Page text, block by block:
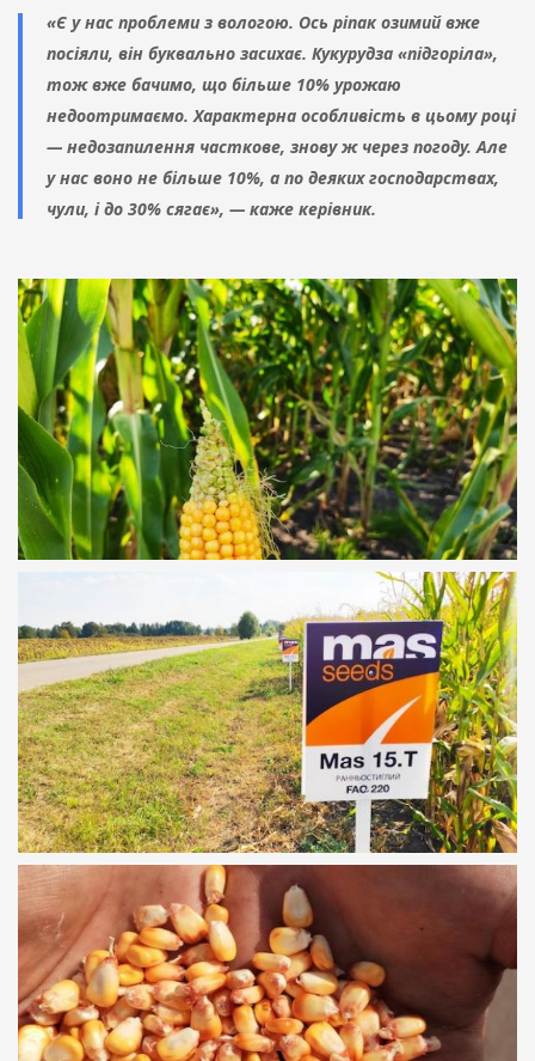
«Є у нас проблеми з вологою. Ось ріпак озимий вже
посіяли, він буквально засихає. Кукурудза «підгоріла»,
тож вже бачимо, що більше 10% урожаю
недоотримаємо. Характерна особливість в цьому році
— недозапилення часткове, знову ж через погоду. Але
у нас воно не більше 10%, а по деяких господарствах,
чули, і до 30% сягає», — каже керівник.